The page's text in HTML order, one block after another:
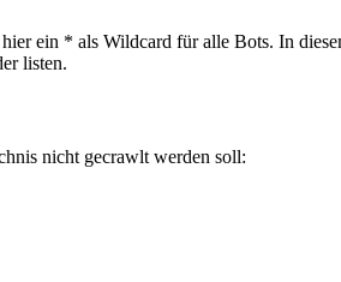
ein * als Wildcard für alle Bots. In
listen.
nicht gecrawlt werden soll: